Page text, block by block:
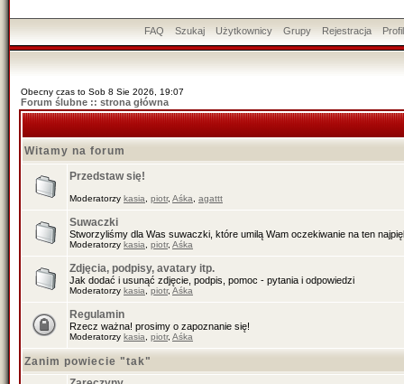
FAQ Szukaj Użytkownicy Grupy Rejestracja Profil
Obecny czas to Sob 8 Sie 2026, 19:07
Forum ślubne :: strona główna
Witamy na forum
Przedstaw się!
Moderatorzy kasia piotr, Aśka agattt
Suwaczki
Stworzyliśmy dla Was suwaczki, które umilą Wam oczekiwanie na ten
Moderatorzy kasia piotr, Aśka
Zdjęcia, podpisy, avatary itp.
Jak dodać i usunąć zdjęcie, podpis, pomoc - pytania i odpowiedzi
Moderatorzy kasia piotr, Aśka
Regulamin
Rzecz ważna! prosimy o zapoznanie się!
Moderatorzy kasia piotr, Aśka
Zanim powiecie "tak"